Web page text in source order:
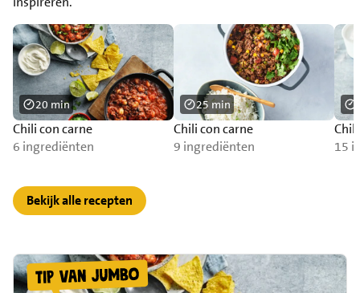
Chili con carne
6 ingrediënten
20 min
Chili con carne
9 ingrediënten
25 min
15
Bekijk alle recepten